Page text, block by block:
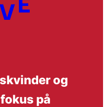
og
på